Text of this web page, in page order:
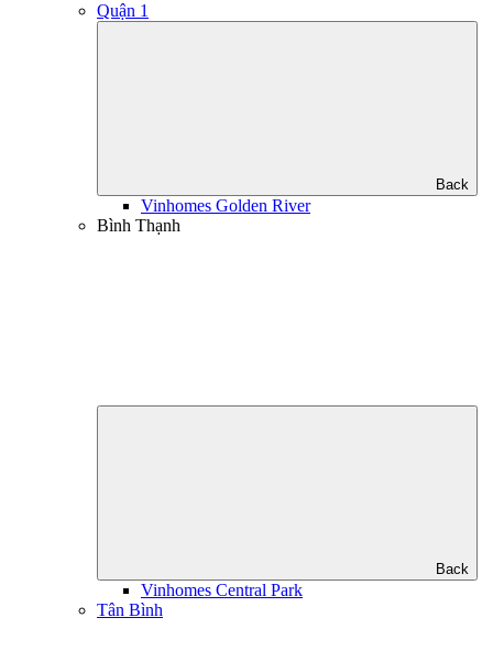
Quận 1
Back
Vinhomes Golden River
Bình Thạnh
Back
Vinhomes Central Park
Tân Bình